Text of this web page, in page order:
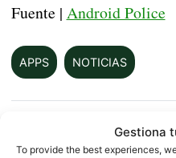
Gestiona
To provide the best experiences,
Fuente | Android Police
APPS NOTICIAS
Sobre este autor